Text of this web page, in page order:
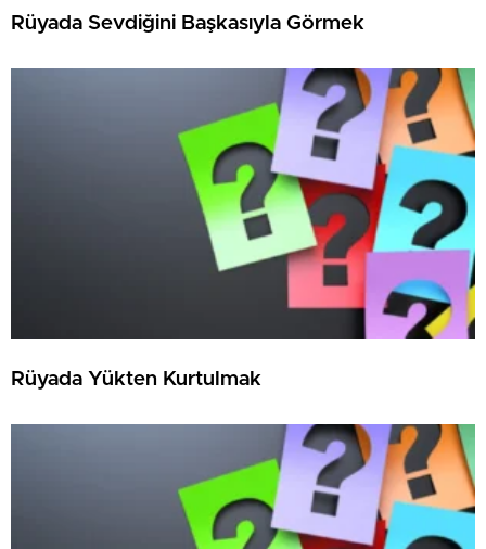
Rüyada Sevdiğini Başkasıyla Görmek
Rüyada Yükten Kurtulmak